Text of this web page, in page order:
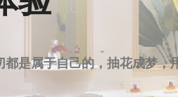
专业的操作，已经成为都市
会在这里找到理想中的那份